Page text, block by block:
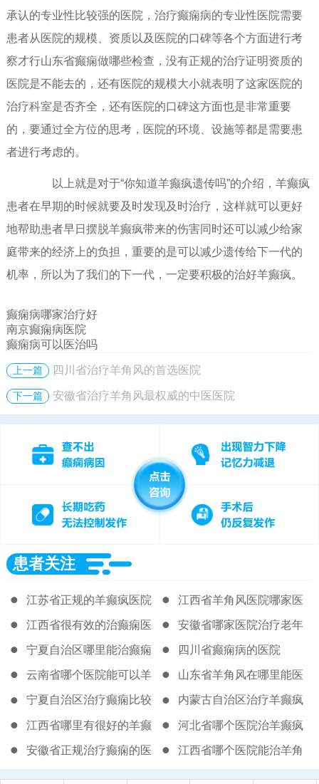
承认的专业性比较强的医院，治疗癫痫病的专业性医院需要
患者从医院的规模、资质以及医院的口碑等各个方面进行考
察才行山东省癫痫做哪些检查，没有正规的治疗证明资质的
医院是不能去的，还有医院的规模大小就表明了这家医院的
治疗科室是否齐全，还有医院的口碑这方面也是非常重要
的，要通过全方位的思考，医院的环境、设施等都是需要患
者进行考虑的。
以上就是对于“你知道羊癫疯遗传吗”的介绍，羊癫疯
患者在早期的时候就要及时发现及时治疗，这样就可以更好
地帮助患者早日摆脱羊癫疯带来的伤害同时还可以减少给家
庭带来的经济上的负担，重要的是可以减少遗传给下一代的
机率，所以为了我们的下一代，一定要积极的治好羊癫疯。
癫痫病哪家治疗好
南京癫痫病医院
癫痫病可以医治吗
上一篇 四川省治疗羊角风的首选医院
下一篇 安徽省治疗羊角风最权威的中医医院
患者关注
江苏省正规的羊癫疯医院 江西省羊角风医院哪家医
院好
江西省很有效的治癫痫医
院
安徽省哪家医院治疗老年
癫痫好
宁夏自治区哪里能治癫痫
病
四川省癫痫病的医院
云南省哪个医院能可以羊
角风
山东省羊角风在哪里能医
治
宁夏自治区治疗癫痫比较
好的医院
内蒙古自治区治疗羊癫疯
哪家专业
江西省哪里有很好的羊癫
疯医院
河北省哪个医院治羊癫疯
比较专业
安徽省正规治疗癫痫的医 江西省哪个医院能治羊角